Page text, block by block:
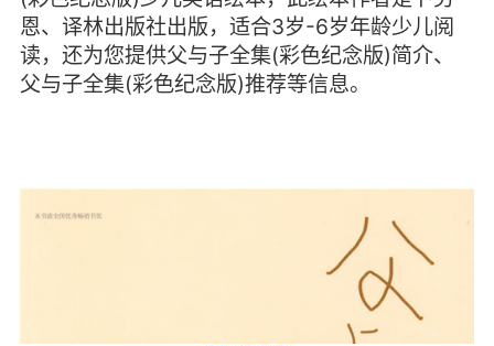
恩、译林出版社出版，适合3岁-6岁年龄少儿阅
读，还为您提供父与子全集(彩色纪念版)简介、
父与子全集(彩色纪念版)推荐等信息。